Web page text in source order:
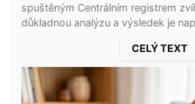
spuštěným Centrálním registrem
důkladnou analýzu a výsledek je
chovatelům, nepřinesla vůbec
Rozhodli jsme se proto do
si otevřeně říct, na co jsme přišli a
medailonek Pet2Me víc než kdy
CELÝ TEXT